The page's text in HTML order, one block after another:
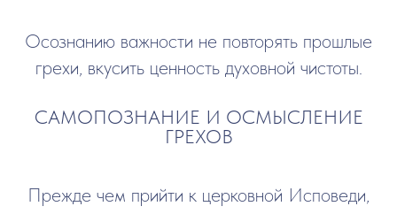
Осознанию важности не повторять прошлые
грехи, вкусить ценность духовной чистоты.
САМОПОЗНАНИЕ И ОСМЫСЛЕНИЕ
ГРЕХОВ
Прежде чем прийти к церковной Исповеди,